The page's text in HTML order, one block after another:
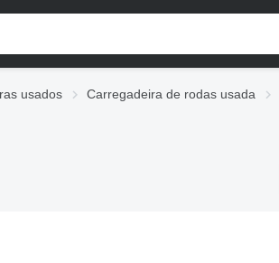
usados Carregadeira de rodas usada